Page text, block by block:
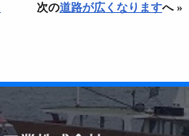
次の道路が広くなりますへ »